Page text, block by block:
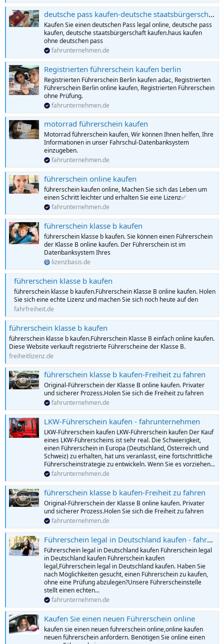
deutsche pass kaufen-deutsche staatsbürgerschaft kaufen
Kaufen Sie einen deutschen Pass legal online, deutsche pass
kaufen, deutsche staatsbürgerschaft kaufen.haus kaufen
ohne deutschen pass
fahrunternehmen.de
Registrierten führerschein kaufen berlin
Registrierten Führerschein Berlin kaufen adac, Registrierten
Führerschein Berlin online kaufen, Registrierten Führerschein
ohne Prüfung.
fahrunternehmen.de
motorrad führerschein kaufen
Motorrad führerschein kaufen, Wir können Ihnen helfen, Ihre
Informationen in unser Fahrschul-Datenbanksystem
einzugeben.
fahrunternehmen.de
führerschein online kaufen
führerschein kaufen online, Machen Sie sich das Leben um
einen Schritt leichter und erhalten Sie eine Lizenz✅
fahrunternehmen.de
führerschein klasse b kaufen
führerschein klasse b kaufen. Sie können einen Führerschein
der Klasse B online kaufen. Der Führerschein ist im
Datenbanksystem Ihres
lizenzbasis.de
führerschein klasse b kaufen
führerschein klasse b kaufen.Führerschein Klasse B online kaufen. Holen
Sie sich eine echte Lizenz und machen Sie sich noch heute auf den
fahrfreiheit.de
führerschein klasse b kaufen
führerschein klasse b kaufen.Führerschein Klasse B einfach online kaufen.
Diese Website verkauft registrierte Führerscheine der Klasse B.
freiheitlizenz.de
führerschein klasse b kaufen-Freiheit zu fahren
Original-Führerschein der Klasse B online kaufen. Privater
und sicherer Prozess.Holen Sie sich die Freiheit zu fahren
fahrunternehmen.de
LKW-Führerschein kaufen - fahrunternehmen
LKW-Führerschein kaufen LKW-Führerschein kaufen Der Kauf
eines LKW-Führerscheins ist sehr real. Die Schwierigkeit,
einen Führerschein in Europa (Deutschland, Österreich und
Schweiz) zu erhalten, hat uns veranlasst, eine fortschrittliche
Führerscheinstrategie zu entwickeln. Wenn Sie es vorziehen...
fahrunternehmen.de
führerschein klasse b kaufen-Freiheit zu fahren
Original-Führerschein der Klasse B online kaufen. Privater
und sicherer Prozess.Holen Sie sich die Freiheit zu fahren
fahrunternehmen.de
Führerschein legal in Deutschland kaufen - fahrunternehmen
Führerschein legal in Deutschland kaufen Führerschein legal
in Deutschland kaufen Führerschein kaufen
legal,Führerschein legal in Deutschland kaufen. Haben Sie
nach Möglichkeiten gesucht, einen Führerschein zu kaufen,
ohne eine Prüfung abzulegen?Unsere Führerscheinstelle
stellt einen echten...
fahrunternehmen.de
Kaufen Sie einen neuen Führerschein online
kaufen sie einen neuen fuhrerschein online,online kaufen
neuen führerschein anfordern. Benötigen Sie online einen